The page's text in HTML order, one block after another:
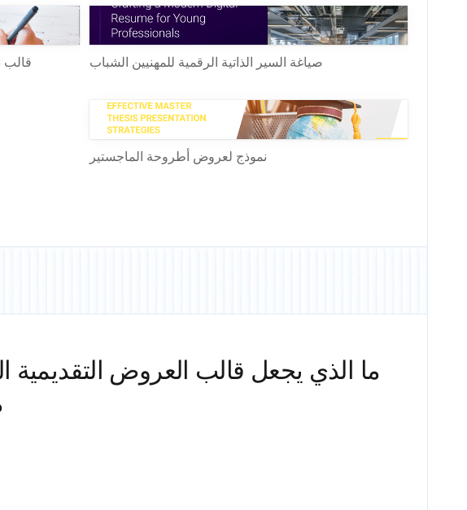
صياغة السير الذاتية الرقمية للمهنيين الشباب قالب
نموذج لعروض أطروحة الماجستير
ما الذي يجعل قالب العروض التقديمية